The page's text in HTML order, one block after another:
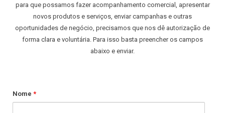
para que possamos fazer acompanhamento comercial, apresentar
novos produtos e serviços, enviar campanhas e outras
oportunidades de negócio, precisamos que nos dê autorização de
forma clara e voluntária. Para isso basta preencher os campos
abaixo e enviar.
Nome *